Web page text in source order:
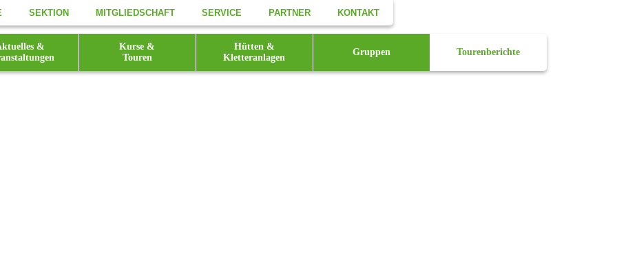
SEKTION MITGLIEDSCHAFT SERVICE PARTNER KONTAKT
Facebook
&
Kurse &
Touren
Hütten &
Kletteranlagen
Gruppen Tourenberichte